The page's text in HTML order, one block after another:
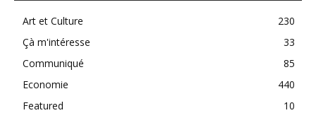
Art et Culture
230
Çà m'intéresse
33
Communiqué
85
Economie
440
Featured
10